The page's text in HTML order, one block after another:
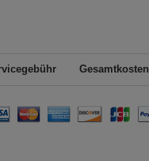
Gesamtkosten